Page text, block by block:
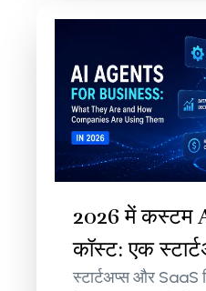
2026 में कस्टम
कॉस्ट: एक
स्टार्टअप्स और